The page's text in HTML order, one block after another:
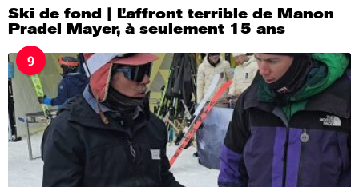
Ski de fond | L’affront terrible de Manon
Pradel Mayer, à seulement 15 ans
9